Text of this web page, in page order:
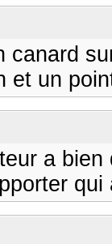
canard
et un
a